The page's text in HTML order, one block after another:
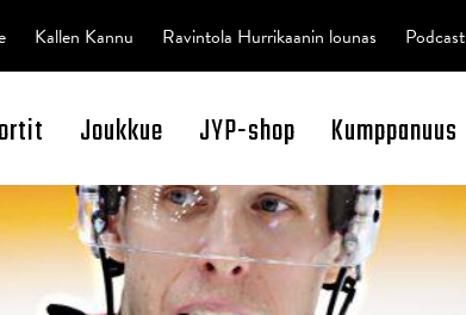
Joukkue JYP-shop Kumppanuus
Kallen Kannu Ravintola Hurrikaanin lounas Podcast